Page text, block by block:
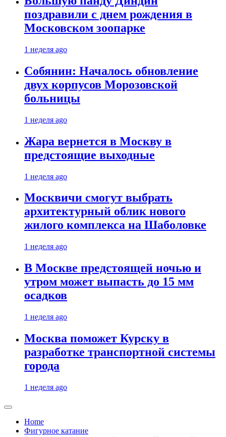
поздравили с днем рождения в
Московском зоопарке
1 неделя ago
Собянин: Началось обновление
двух корпусов Морозовской
больницы
1 неделя ago
Жара вернется в Москву в
предстоящие выходные
1 неделя ago
Москвичи смогут выбрать
архитектурный облик нового
жилого комплекса на Шаболовке
1 неделя ago
В Москве предстоящей ночью и
утром может выпасть до 15 мм
осадков
1 неделя ago
Москва поможет Курску в
разработке транспортной системы
города
1 неделя ago
Home
Фигурное катание